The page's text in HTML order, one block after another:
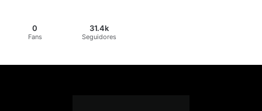
0
Fans
31.4k
Seguidores